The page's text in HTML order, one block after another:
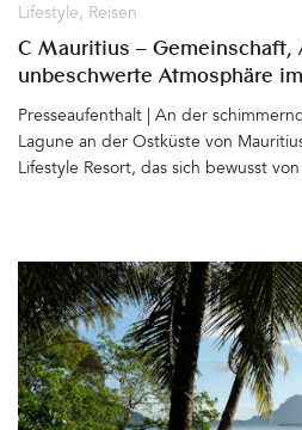
eine Brand der New Ventures GmbH
Deutschland, Instagram&hellip
Lifestyle, Reisen
C Mauritius – Gemeinschaft,
unbeschwerte Atmosphäre
Palmar-Lagune
Presseaufenthalt | An der
Lagune an der Ostküste von
Lifestyle Resort, das sich bewusst